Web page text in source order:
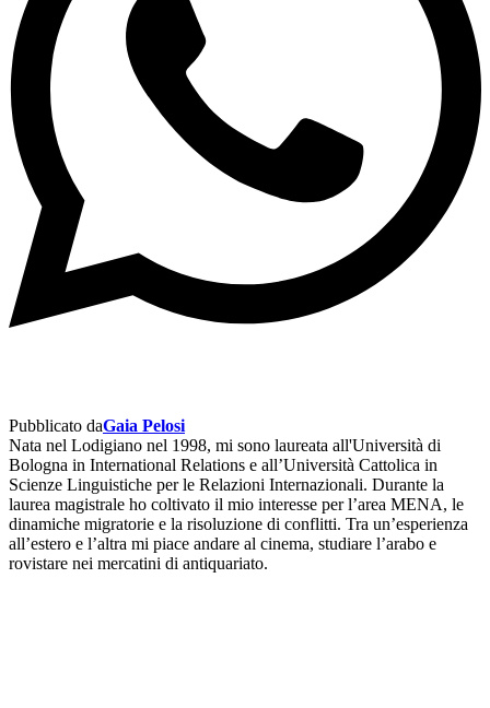
Pubblicato daGaia Pelosi
Nata nel Lodigiano nel 1998, mi sono laureata all'Università di
Bologna in International Relations e all’Università Cattolica in
Scienze Linguistiche per le Relazioni Internazionali. Durante la
laurea magistrale ho coltivato il mio interesse per l’area MENA, le
dinamiche migratorie e la risoluzione di conflitti. Tra un’esperienza
all’estero e l’altra mi piace andare al cinema, studiare l’arabo e
rovistare nei mercatini di antiquariato.